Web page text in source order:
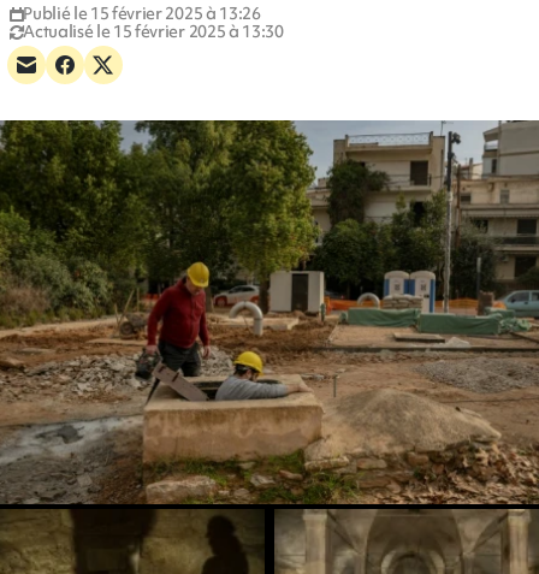
Publié le 15 février 2025 à 13:26
Actualisé le 15 février 2025 à 13:30